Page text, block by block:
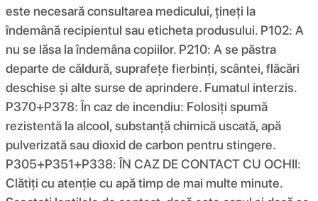
este necesară consultarea medicului, țineți la
îndemână recipientul sau eticheta produsului. P102: A
nu se lăsa la îndemâna copiilor. P210: A se păstra
departe de căldură, suprafețe fierbinți, scântei, flăcări
deschise și alte surse de aprindere. Fumatul interzis.
P370+P378: În caz de incendiu: Folosiți spumă
rezistentă la alcool, substanță chimică uscată, apă
pulverizată sau dioxid de carbon pentru stingere.
P305+P351+P338: ÎN CAZ DE CONTACT CU OCHII:
Clătiți cu atenție cu apă timp de mai multe minute.